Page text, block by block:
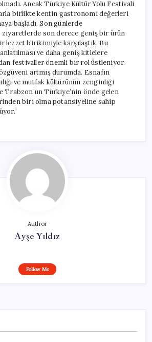
Ancak Türkiye Kültür Yolu Festivali
birlikte kentin gastronomi değerleri
başladı. Son günlerde
son derece geniş bir ürün
lezzet birikimiyle karşılaştık. Bu
ve daha geniş kitlelere
festivaller önemli bir rol üstleniyor.
artmış durumda. Esnafın
ve mutfak kültürünün zenginliği
Türkiye’nin önde gelen
biri olma potansiyeline sahip
Author
Ayşe Yıldız
Follow Me